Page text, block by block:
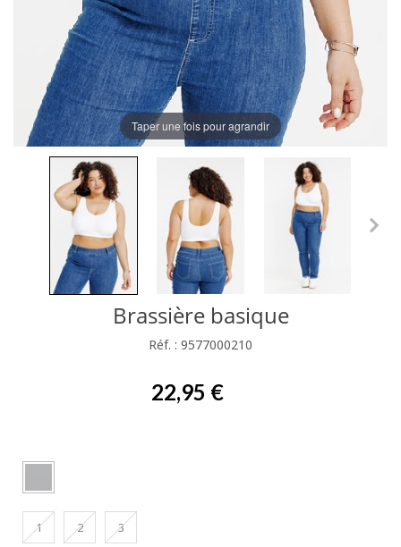
Taper une fois pour agrandir
Brassière basique
Réf. : 9577000210
22,95 €
1 2 3